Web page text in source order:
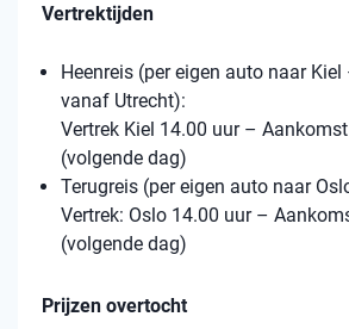
Vertrektijden
Heenreis (per eigen auto naar
vanaf Utrecht):
Vertrek Kiel 14.00 uur –
(volgende dag)
Terugreis (per eigen auto naar
Vertrek: Oslo 14.00 uur –
(volgende dag)
Prijzen overtocht